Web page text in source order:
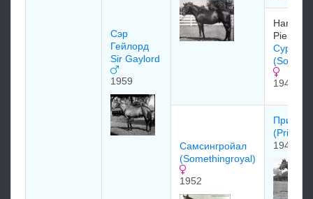
Сэр
Гейлорд
Sir Gaylord
1959
Haras de
Сурс
(Source
1940
Самсингрoйал
(Somethingroyal)
1952
1940